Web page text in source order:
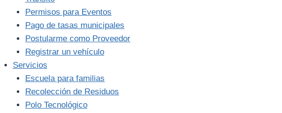
Permisos para Eventos
Pago de tasas municipales
Postularme como Proveedor
Registrar un vehículo
Servicios
Escuela para familias
Recolección de Residuos
Polo Tecnológico